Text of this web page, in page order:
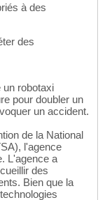
à des
des
un robotaxi
pour doubler un
un accident.
de la National
l'agence
L'agence a
des
Bien que la